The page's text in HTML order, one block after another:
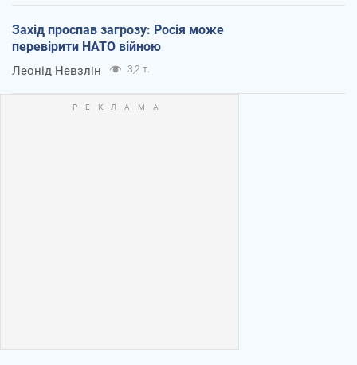
Захід проспав загрозу: Росія може
перевірити НАТО війною
Леонід Невзлін 3,2 т.